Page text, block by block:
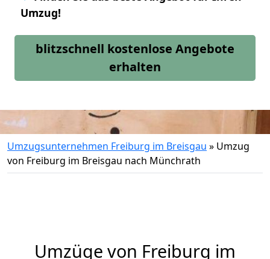
Umzug!
blitzschnell kostenlose Angebote
erhalten
Umzugsunternehmen Freiburg im Breisgau » Umzug
von Freiburg im Breisgau nach Münchrath
Umzüge von Freiburg im